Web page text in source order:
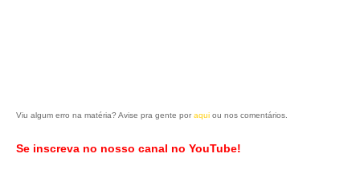
Viu algum erro na matéria? Avise pra gente por aqui ou nos comentários.
Se inscreva no nosso canal no YouTube!